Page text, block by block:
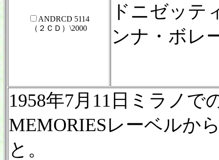
ANDRCD 5114
（２ＣＤ）\2000
ドニゼッテ
ンナ・ボ
1958年7月11日ミラノ
MEMORIESレーベルか
と。